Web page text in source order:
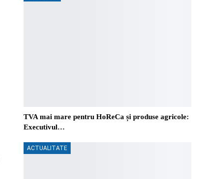
TVA mai mare pentru HoReCa și produse agricole:
Executivul…
ACTUALITATE